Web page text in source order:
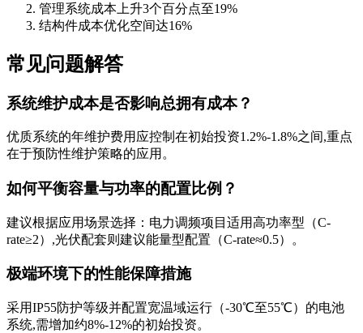
管理系统成本上升3个百分点至19%
结构件成本优化空间达16%
常见问题解答
系统维护成本是否影响总拥有成本？
优质系统的年维护费用应控制在初始投资1.2%-1.8%之间,重点
在于预防性维护策略的应用。
如何平衡容量与功率的配置比例？
建议根据应用场景选择：电力调频项目适用高功率型（C-
rate≥2）,光伏配套则建议能量型配置（C-rate≈0.5）。
极端环境下的性能保障措施
采用IP55防护等级并配置宽温域运行（-30℃至55℃）的电池
系统,需增加约8%-12%的初始投资。